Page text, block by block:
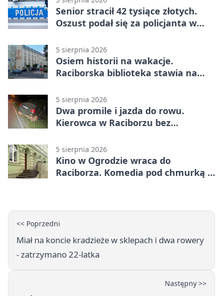
Senior stracił 42 tysiące złotych.
Oszust podał się za policjanta w
5 sierpnia 2026
Osiem historii na wakacje.
Raciborska biblioteka stawia na
5 sierpnia 2026
Dwa promile i jazda do rowu.
Kierowca w Raciborzu bez
5 sierpnia 2026
Kino w Ogrodzie wraca do
Raciborza. Komedia pod chmurką w
<< Poprzedni
Miał na koncie kradzieże w sklepach i dwa rowery
- zatrzymano 22-latka
Następny >>